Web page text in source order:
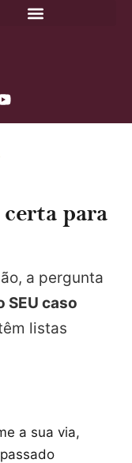
para
a pergunta
SEU caso
listas
a sua via,